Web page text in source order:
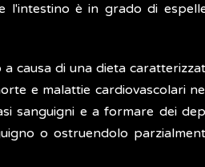
l'intestino è in grado di
causa di una dieta
e malattie cardiovascolari
sanguigni e a formare dei
o ostruendolo